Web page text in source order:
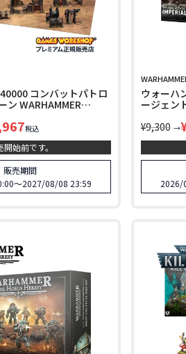
コンバットパトロ
ン WARHAMMER
税込
開始前です。
販売期間
〜2027/08/08 23:59
ウォーハ
ージェン
IMPERIAL
¥9,300 →
2026/